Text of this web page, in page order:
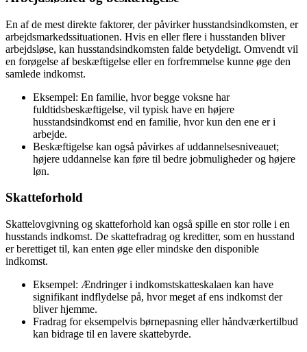
En af de mest direkte faktorer, der påvirker husstandsindkomsten, er
arbejdsmarkedssituationen. Hvis en eller flere i husstanden bliver
arbejdsløse, kan husstandsindkomsten falde betydeligt. Omvendt vil
en forøgelse af beskæftigelse eller en forfremmelse kunne øge den
samlede indkomst.
Eksempel: En familie, hvor begge voksne har
fuldtidsbeskæftigelse, vil typisk have en højere
husstandsindkomst end en familie, hvor kun den ene er i
arbejde.
Beskæftigelse kan også påvirkes af uddannelsesniveauet;
højere uddannelse kan føre til bedre jobmuligheder og højere
løn.
Skatteforhold
Skattelovgivning og skatteforhold kan også spille en stor rolle i en
husstands indkomst. De skattefradrag og kreditter, som en husstand
er berettiget til, kan enten øge eller mindske den disponible
indkomst.
Eksempel: Ændringer i indkomstskatteskalaen kan have
signifikant indflydelse på, hvor meget af ens indkomst der
bliver hjemme.
Fradrag for eksempelvis børnepasning eller håndværkertilbud
kan bidrage til en lavere skattebyrde.